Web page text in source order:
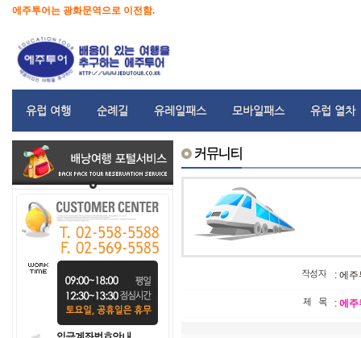
에주투어는 광화문역으로 이전함.
유럽 여행 순례길 유레일패스 모바일패스 유럽 열차
: 에
: 에주